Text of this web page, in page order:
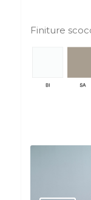
Finiture